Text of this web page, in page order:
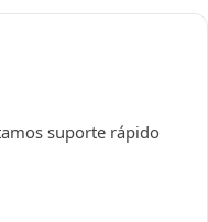
suporte rápido